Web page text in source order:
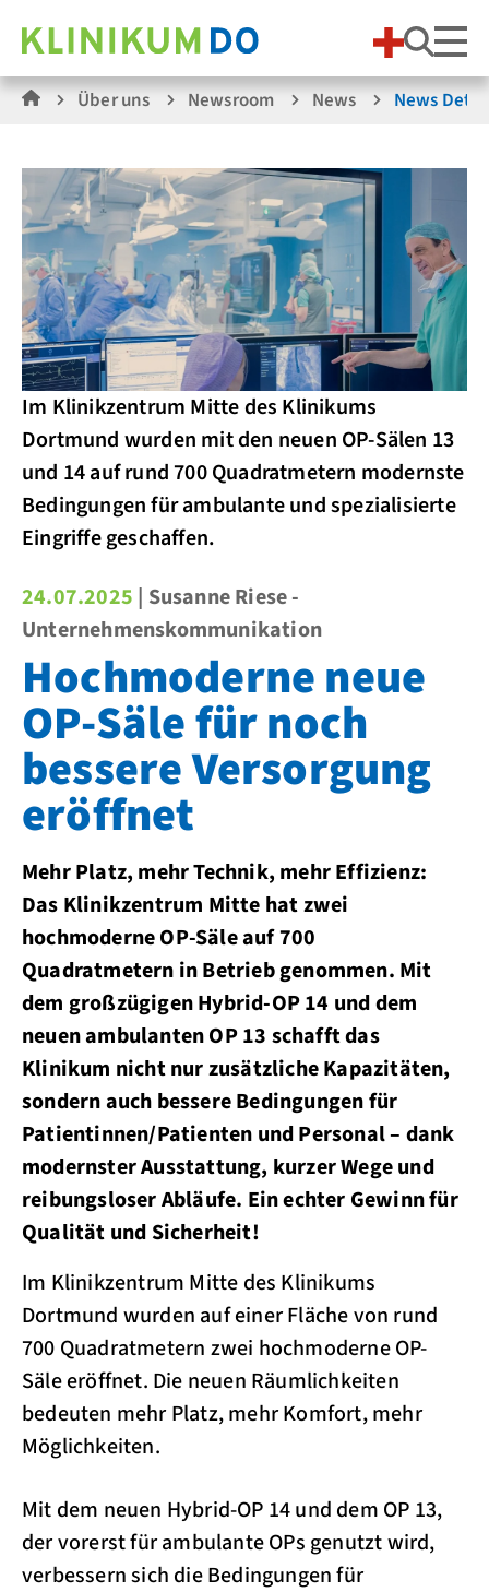
Über uns Newsroom News News
Im Klinikzentrum Mitte des Klinikums
Dortmund wurden mit den neuen OP-Sälen 13
und 14 auf rund 700 Quadratmetern modernste
Bedingungen für ambulante und spezialisierte
Eingriffe geschaffen.
24.07.2025 | Susanne Riese -
Unternehmenskommunikation
Hochmoderne neue
OP-Säle für noch
bessere Versorgung
eröffnet
Mehr Platz, mehr Technik, mehr Effizienz:
Das Klinikzentrum Mitte hat zwei
hochmoderne OP-Säle auf 700
Quadratmetern in Betrieb genommen. Mit
dem großzügigen Hybrid-OP 14 und dem
neuen ambulanten OP 13 schafft das
Klinikum nicht nur zusätzliche Kapazitäten,
sondern auch bessere Bedingungen für
Patientinnen/Patienten und Personal – dank
modernster Ausstattung, kurzer Wege und
reibungsloser Abläufe. Ein echter Gewinn für
Qualität und Sicherheit!
Im Klinikzentrum Mitte des Klinikums
Dortmund wurden auf einer Fläche von rund
700 Quadratmetern zwei hochmoderne OP-
Säle eröffnet. Die neuen Räumlichkeiten
bedeuten mehr Platz, mehr Komfort, mehr
Möglichkeiten.
Mit dem neuen Hybrid-OP 14 und dem OP 13,
der vorerst für ambulante OPs genutzt wird,
verbessern sich die Bedingungen für